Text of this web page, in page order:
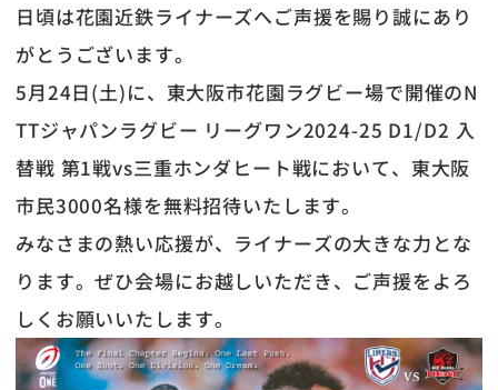
日頃は花園近鉄ライナーズへご声援を賜り誠にあり
がとうございます。
5月24日(土)に、東大阪市花園ラグビー場で開催のN
TTジャパンラグビー リーグワン2024-25 D1/D2 入
替戦 第1戦vs三重ホンダヒート戦において、東大阪
市民3000名様を無料招待いたします。
みなさまの熱い応援が、ライナーズの大きな力とな
ります。ぜひ会場にお越しいただき、ご声援をよろ
しくお願いいたします。